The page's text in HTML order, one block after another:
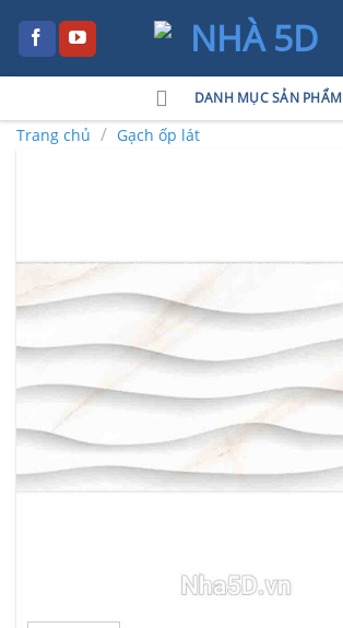
DANH MỤC SẢN PHẨM
Trang chủ / Gạch ốp lát